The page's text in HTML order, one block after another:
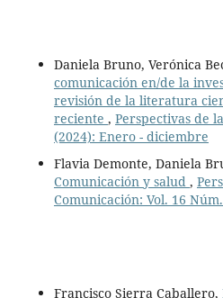
Daniela Bruno, Verónica
comunicación en/de la
revisión de la literatura
reciente , Perspectivas de
(2024): Enero - diciembre
Flavia Demonte, Daniela
Comunicación y salud ,
Comunicación: Vol. 16
Francisco Sierra Caballero,